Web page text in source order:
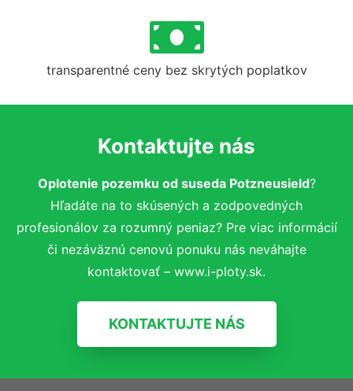
transparentné ceny bez skrytých poplatkov
Kontaktujte nás
Oplotenie pozemku od suseda Potzneusield?
Hľadáte na to skúsených a zodpovedných
profesionálov za rozumný peniaz? Pre viac informácií
či nezáväznú cenovú ponuku nás neváhajte
kontaktovať – www.i-ploty.sk.
KONTAKTUJTE NÁS